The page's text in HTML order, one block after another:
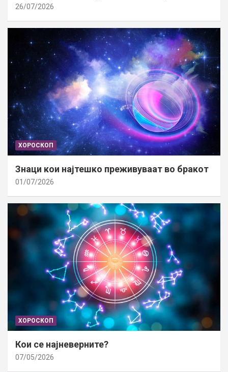
26/07/2026
ХОРОСКОП
Знаци кои најтешко преживуваат во бракот
01/07/2026
ХОРОСКОП
Кои се најневерните?
07/05/2026